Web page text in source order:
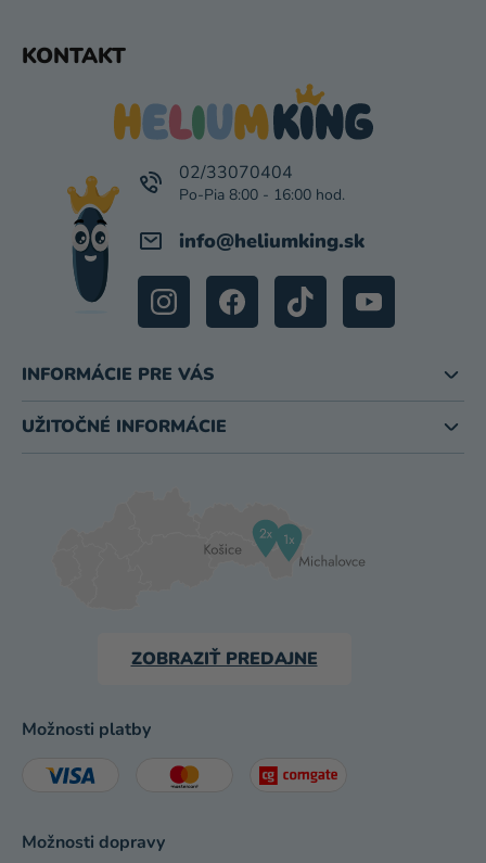
U
KONTAKT
info@heliumking.sk
02/33070404
INFORMÁCIE PRE VÁS
UŽITOČNÉ INFORMÁCIE
ZOBRAZIŤ PREDAJNE
Možnosti platby
Možnosti dopravy